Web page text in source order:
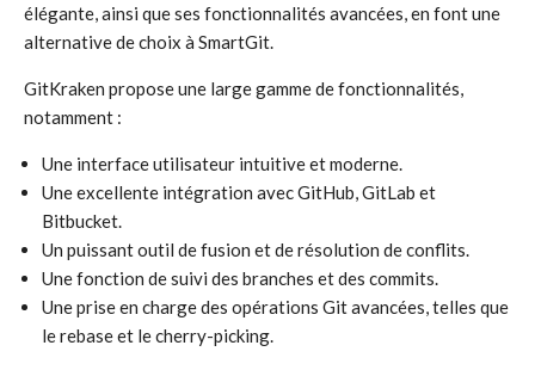
élégante, ainsi que ses fonctionnalités avancées, en font une
alternative de choix à SmartGit.
GitKraken propose une large gamme de fonctionnalités,
notamment :
Une interface utilisateur intuitive et moderne.
Une excellente intégration avec GitHub, GitLab et
Bitbucket.
Un puissant outil de fusion et de résolution de conflits.
Une fonction de suivi des branches et des commits.
Une prise en charge des opérations Git avancées, telles que
le rebase et le cherry-picking.